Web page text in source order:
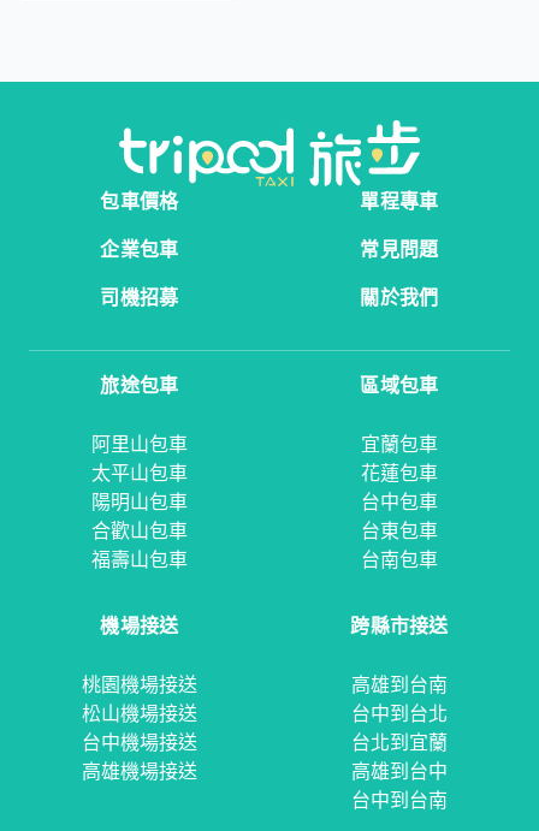
包車價格
單程專車
企業包車
常見問題
司機招募
關於我們
旅途包車
阿里山包車
太平山包車
陽明山包車
合歡山包車
福壽山包車
區域包車
宜蘭包車
花蓮包車
台中包車
台東包車
台南包車
機場接送
桃園機場接送
松山機場接送
台中機場接送
高雄機場接送
跨縣市接送
高雄到台南
台中到台北
台北到宜蘭
高雄到台中
台中到台南